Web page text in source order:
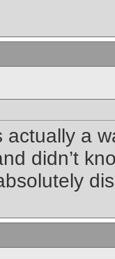
actually a
didn’t